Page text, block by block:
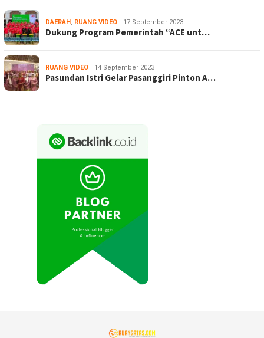
DAERAH, RUANG VIDEO 17 September 2023
Dukung Program Pemerintah “ACE unt…
RUANG VIDEO 14 September 2023
Pasundan Istri Gelar Pasanggiri Pinton A…